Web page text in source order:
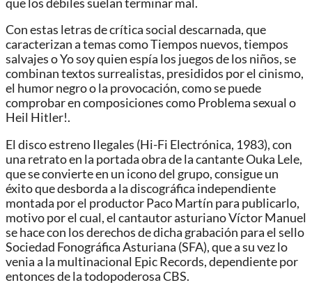
que los débiles suelan terminar mal.
Con estas letras de crítica social descarnada, que
caracterizan a temas como Tiempos nuevos, tiempos
salvajes o Yo soy quien espía los juegos de los niños, se
combinan textos surrealistas, presididos por el cinismo,
el humor negro o la provocación, como se puede
comprobar en composiciones como Problema sexual o
Heil Hitler!.
El disco estreno Ilegales (Hi-Fi Electrónica, 1983), con
una retrato en la portada obra de la cantante Ouka Lele,
que se convierte en un icono del grupo, consigue un
éxito que desborda a la discográfica independiente
montada por el productor Paco Martín para publicarlo,
motivo por el cual, el cantautor asturiano Víctor Manuel
se hace con los derechos de dicha grabación para el sello
Sociedad Fonográfica Asturiana (SFA), que a su vez lo
venia a la multinacional Epic Records, dependiente por
entonces de la todopoderosa CBS.